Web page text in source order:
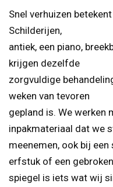
Snel verhuizen
Schilderijen,
antiek, een piano,
krijgen dezelfde
zorgvuldige
weken van tevoren
gepland is. We werken
inpakmateriaal dat we
meenemen, ook bij een
erfstuk of een gebroken
spiegel is iets wat wij